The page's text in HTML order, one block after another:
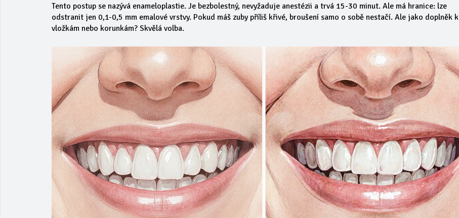
Tento postup se nazývá enameloplastie. Je bezbolestný, nevyžaduje anestézii a trvá 15-30 minut. Ale má hranice: lze
odstranit jen 0,1-0,5 mm emalové vrstvy. Pokud máš zuby příliš křivé, broušení samo o sobě nestačí. Ale jako doplněk k
vložkám nebo korunkám? Skvělá volba.